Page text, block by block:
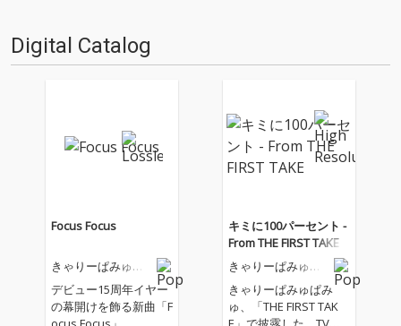
Digital Catalog
Focus Focus
きゃりーぱみゅぱ
デビュー15周年イヤー
の幕開けを飾る新曲「F
キミに100パーセント -
From THE FIRST TAKE
きゃりーぱみゅぱ
きゃりーぱみゅぱみ
ゅ、「THE FIRST TAK